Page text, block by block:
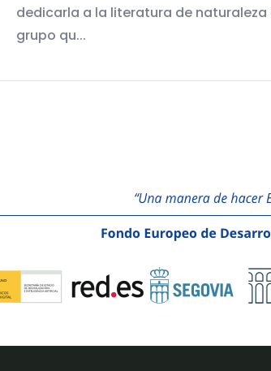
dedicarla a la literatura de
grupo qu...